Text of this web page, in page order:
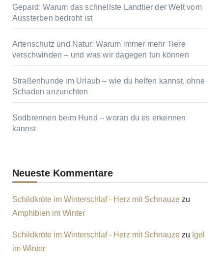
Gepard: Warum das schnellste Landtier der Welt vom
Aussterben bedroht ist
Artenschutz und Natur: Warum immer mehr Tiere
verschwinden – und was wir dagegen tun können
Straßenhunde im Urlaub – wie du helfen kannst, ohne
Schaden anzurichten
Sodbrennen beim Hund – woran du es erkennen
kannst
Neueste Kommentare
Schildkröte im Winterschlaf - Herz mit Schnauzezu
Amphibien im Winter
Schildkröte im Winterschlaf - Herz mit Schnauzezu Igel
im Winter